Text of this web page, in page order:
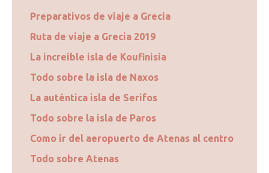
Preparativos de viaje a Grecia
Ruta de viaje a Grecia 2019
La increíble isla de Koufinisia
Todo sobre la isla de Naxos
La auténtica isla de Serifos
Todo sobre la isla de Paros
Como ir del aeropuerto de Atenas al centro
Todo sobre Atenas